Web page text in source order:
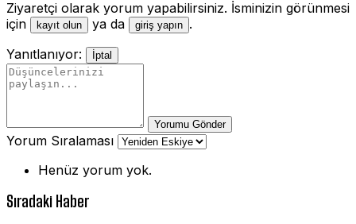
Ziyaretçi olarak yorum yapabilirsiniz. İsminizin görünmesi
için
kayıt olun ya da giriş yapın .
Yanıtlanıyor:
İptal
Yorumu Gönder
Yorum Sıralaması
Henüz yorum yok.
Sıradaki Haber